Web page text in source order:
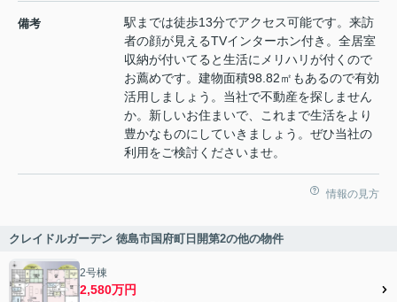
備考
駅までは徒歩13分でアクセス可能です。来訪
者の顔が見えるTVインターホン付き。全居室
収納が付いてると生活にメリハリが付くので
お薦めです。建物面積98.82㎡もあるので有効
活用しましょう。当社で不動産を探しません
か。新しいお住まいで、これまで生活をより
豊かなものにしていきましょう。ぜひ当社の
利用をご検討くださいませ。
情報の見方
クレイドルガーデン 徳島市国府町日開第2の他の物件
2号棟
2,580万円